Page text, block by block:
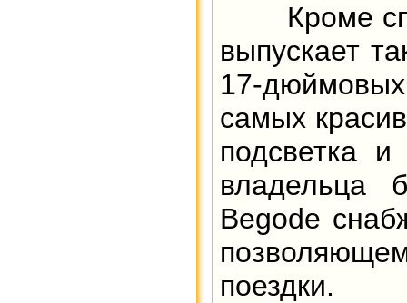
Кроме
выпускает
17-
самых
подсветка
владельца
Begode
поездки.